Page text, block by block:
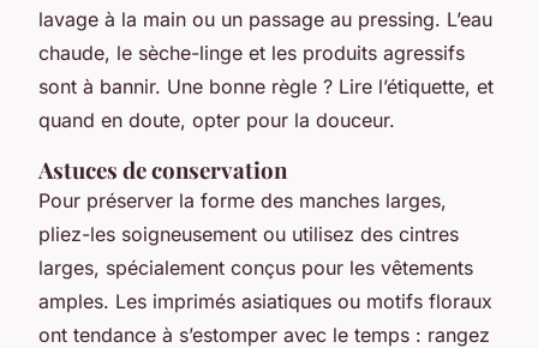
lavage à la main ou un passage au pressing. L’eau
chaude, le sèche-linge et les produits agressifs
sont à bannir. Une bonne règle ? Lire l’étiquette, et
quand en doute, opter pour la douceur.
Astuces de conservation
Pour préserver la forme des manches larges,
pliez-les soigneusement ou utilisez des cintres
larges, spécialement conçus pour les vêtements
amples. Les imprimés asiatiques ou motifs floraux
ont tendance à s’estomper avec le temps : rangez